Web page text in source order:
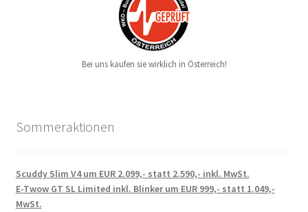
Bei uns kaufen sie wirklich in Österreich!
Sommeraktionen
Scuddy Slim V4 um EUR 2.099,- statt 2.590,- inkl. MwSt.
E-Twow GT SL Limited inkl. Blinker um EUR 999,- statt 1.049,-
MwSt.